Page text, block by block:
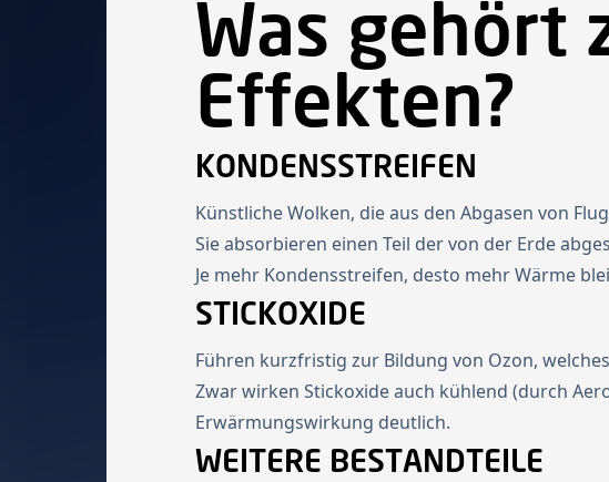
Was gehört
Effekten?
KONDENSSTREIFEN
Künstliche Wolken, die aus den Abgasen von
Sie absorbieren einen Teil der von der Erde
Je mehr Kondensstreifen, desto mehr Wärme
STICKOXIDE
Führen kurzfristig zur Bildung von Ozon,
Zwar wirken Stickoxide auch kühlend (durch
Erwärmungswirkung deutlich.
WEITERE BESTANDTEILE